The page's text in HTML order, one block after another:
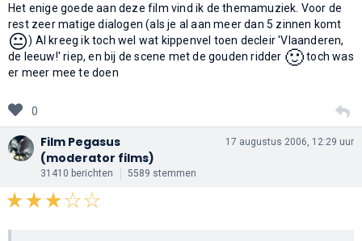
Het enige goede aan deze film vind ik de themamuziek. Voor de
rest zeer matige dialogen (als je al aan meer dan 5 zinnen komt
😐) Al kreeg ik toch wel wat kippenvel toen decleir 'Vlaanderen,
de leeuw!' riep, en bij de scene met de gouden ridder 🙂toch was
er meer mee te doen
0
Film Pegasus
(moderator films)
31410 berichten 5589 stemmen
17 augustus 2006, 12:29 uur